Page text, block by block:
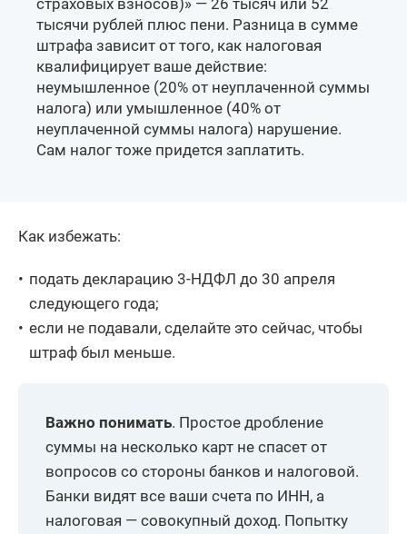
тысячи рублей плюс пени. Разница в сумме
штрафа зависит от того, как налоговая
квалифицирует ваше действие:
неумышленное (20% от неуплаченной суммы
налога) или умышленное (40% от
неуплаченной суммы налога) нарушение.
Сам налог тоже придется заплатить.
Как избежать:
подать декларацию 3-НДФЛ до 30 апреля
следующего года;
если не подавали, сделайте это сейчас, чтобы
штраф был меньше.
Важно понимать. Простое дробление
суммы на несколько карт не спасет от
вопросов со стороны банков и налоговой.
Банки видят все ваши счета по ИНН, а
налоговая — совокупный доход. Попытку